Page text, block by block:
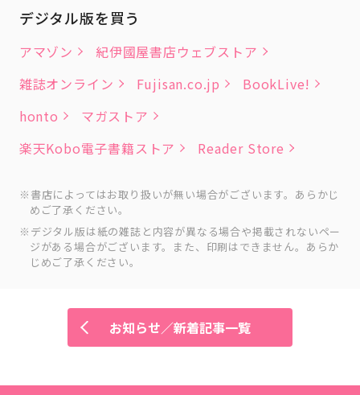
デジタル版を買う
アマゾン
紀伊國屋書店ウェブストア
雑誌オンライン
Fujisan.co.jp
BookLive!
honto
マガストア
楽天Kobo電子書籍ストア
Reader Store
書店によってはお取り扱いが無い場合がございます。あらかじ
めご了承ください。
デジタル版は紙の雑誌と内容が異なる場合や掲載されないペー
ジがある場合がございます。また、印刷はできません。あらか
じめご了承ください。
お知らせ／新着記事一覧